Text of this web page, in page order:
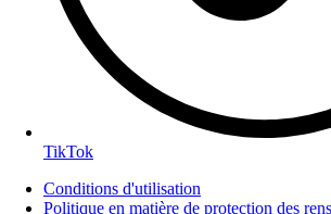
TikTok
Conditions d'utilisation
Politique en matière de protection des